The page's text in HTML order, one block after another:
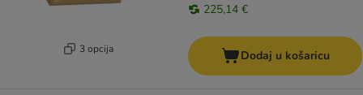
3 opcija
225,14 €
Dodaj u košaricu